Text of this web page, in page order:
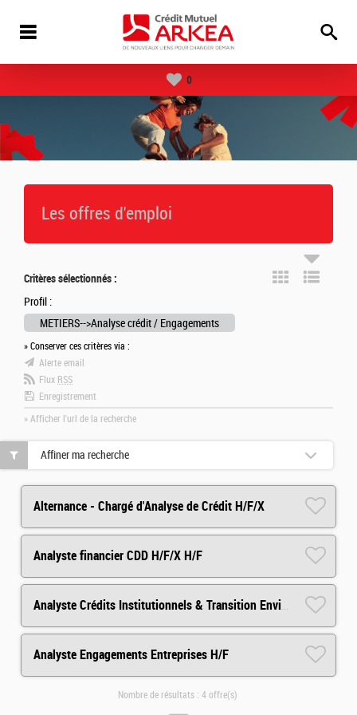
0
Les offres d'emploi
Critères sélectionnés :
Profil :
METIERS-->Analyse crédit / Engagements
» Conserver ces critères via :
Alerte email
Flux RSS
Enregistrement
» Afficher l'url de la recherche
Alternance - Chargé d'Analyse de Crédit H/F/X
Analyste financier CDD H/F/X H/F
Analyste Crédits Institutionnels & Transition Environnementale H/F
Analyste Engagements Entreprises H/F
Affiner ma recherche
Nombre de résultats : 4 offre(s)